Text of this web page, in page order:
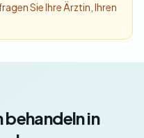
Sie Ihre Ärztin, Ihren
in